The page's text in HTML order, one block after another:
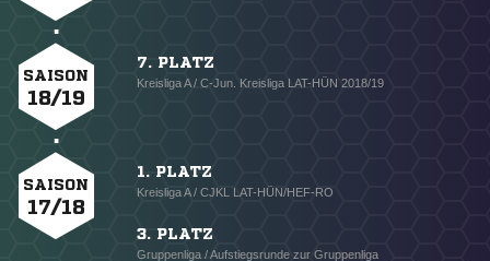
SAISON
18/19
7. PLATZ
Kreisliga A / C-Jun. Kreisliga LAT-HÜN 2018/19
SAISON
17/18
1. PLATZ
Kreisliga A / CJKL LAT-HÜN/HEF-RO
3. PLATZ
Gruppenliga / Aufstiegsrunde zur Gruppenliga